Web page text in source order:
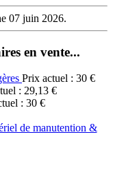
07 juin 2026.
en vente...
Prix actuel : 30 €
: 29,13 €
: 30 €
de manutention &